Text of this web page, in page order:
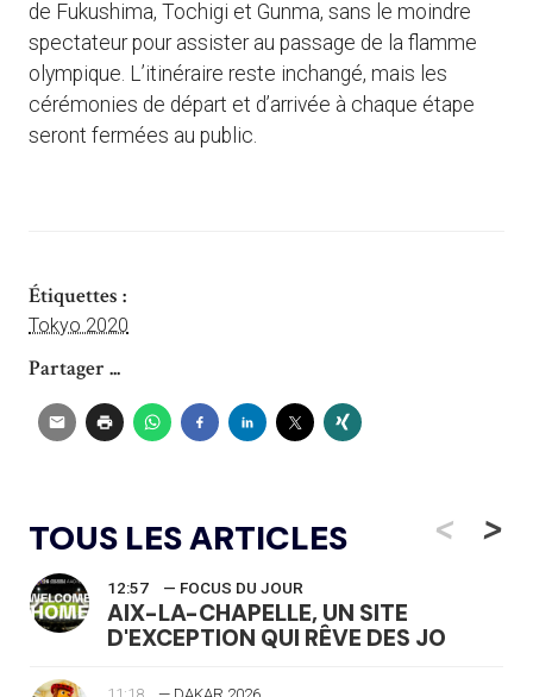
de Fukushima, Tochigi et Gunma, sans le moindre
spectateur pour assister au passage de la flamme
olympique. L’itinéraire reste inchangé, mais les
cérémonies de départ et d’arrivée à chaque étape
seront fermées au public.
Étiquettes :
Tokyo 2020
Partager ...
TOUS LES ARTICLES <
12:57 — FOCUS DU JOUR
AIX-LA-CHAPELLE, UN SITE
D'EXCEPTION QUI RÊVE DES JO
>